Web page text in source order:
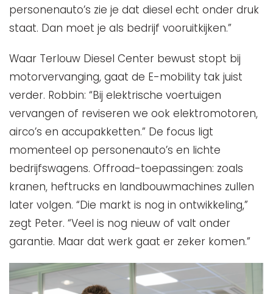
personenauto’s zie je dat diesel echt onder druk
staat. Dan moet je als bedrijf vooruitkijken.”
Waar Terlouw Diesel Center bewust stopt bij
motorvervanging, gaat de E-mobility tak juist
verder. Robbin: “Bij elektrische voertuigen
vervangen of reviseren we ook elektromotoren,
airco’s en accupakketten.” De focus ligt
momenteel op personenauto’s en lichte
bedrijfswagens. Offroad-toepassingen: zoals
kranen, heftrucks en landbouwmachines zullen
later volgen. “Die markt is nog in ontwikkeling,”
zegt Peter. “Veel is nog nieuw of valt onder
garantie. Maar dat werk gaat er zeker komen.”